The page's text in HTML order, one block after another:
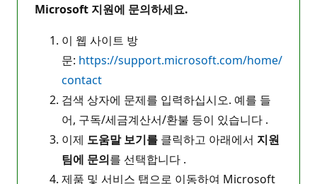
Microsoft 지원에 문의하세요.
이 웹 사이트 방
문: https://support.microsoft.com/home/
contact
검색 상자에 문제를 입력하십시오. 예를 들
어, 구독/세금계산서/환불 등이 있습니다 .
이제 도움말 보기를 클릭하고 아래에서 지원
팀에 문의를 선택합니다 .
제품 및 서비스 탭으로 이동하여 Microsoft